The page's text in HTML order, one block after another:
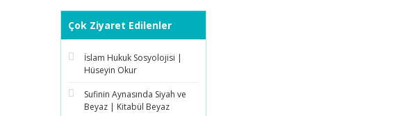
Çok Ziyaret Edilenler
İslam Hukuk Sosyolojisi |
Hüseyin Okur
Sufinin Aynasında Siyah ve
Beyaz | Kitabül Beyaz